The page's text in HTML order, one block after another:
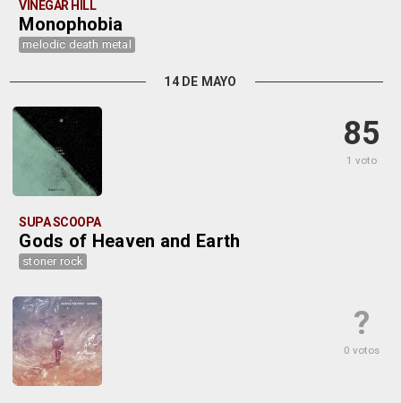
VINEGAR HILL
Monophobia
melodic death metal
14 DE MAYO
85
1 voto
SUPA SCOOPA
Gods of Heaven and Earth
stoner rock
?
0 votos